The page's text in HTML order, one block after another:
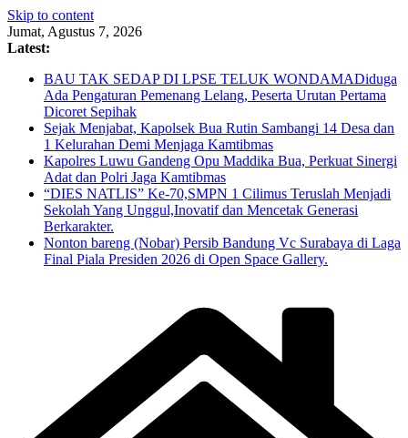
Skip to content
Jumat, Agustus 7, 2026
Latest:
BAU TAK SEDAP DI LPSE TELUK WONDAMADiduga
Ada Pengaturan Pemenang Lelang, Peserta Urutan Pertama
Dicoret Sepihak
Sejak Menjabat, Kapolsek Bua Rutin Sambangi 14 Desa dan
1 Kelurahan Demi Menjaga Kamtibmas
Kapolres Luwu Gandeng Opu Maddika Bua, Perkuat Sinergi
Adat dan Polri Jaga Kamtibmas
“DIES NATLIS” Ke-70,SMPN 1 Cilimus Teruslah Menjadi
Sekolah Yang Unggul,Inovatif dan Mencetak Generasi
Berkarakter.
Nonton bareng (Nobar) Persib Bandung Vc Surabaya di Laga
Final Piala Presiden 2026 di Open Space Gallery.